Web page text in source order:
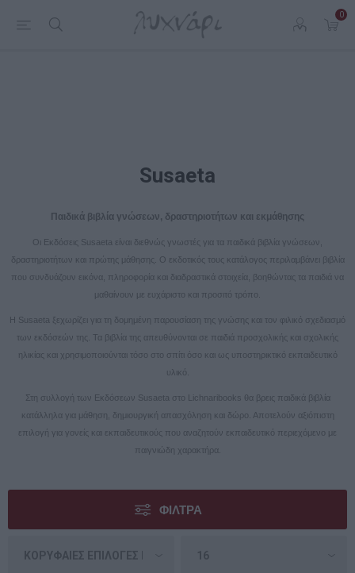
0
Susaeta
Παιδικά βιβλία γνώσεων, δραστηριοτήτων και εκμάθησης
Οι Εκδόσεις Susaeta είναι διεθνώς γνωστές για τα παιδικά βιβλία γνώσεων,
δραστηριοτήτων και πρώτης μάθησης. Ο εκδοτικός τους κατάλογος περιλαμβάνει βιβλία
που συνδυάζουν εικόνα, πληροφορία και διαδραστικά στοιχεία, βοηθώντας τα παιδιά να
μαθαίνουν με ευχάριστο και προσιτό τρόπο.
Η Susaeta ξεχωρίζει για τη δομημένη παρουσίαση της γνώσης και τον φιλικό σχεδιασμό
των εκδόσεών της. Τα βιβλία της απευθύνονται σε παιδιά προσχολικής και σχολικής
ηλικίας και χρησιμοποιούνται τόσο στο σπίτι όσο και ως υποστηρικτικό εκπαιδευτικό
υλικό.
Στη συλλογή των Εκδόσεων Susaeta στο Lichnaribooks θα βρεις παιδικά βιβλία
κατάλληλα για μάθηση, δημιουργική απασχόληση και δώρο. Αποτελούν αξιόπιστη
επιλογή για γονείς και εκπαιδευτικούς που αναζητούν εκπαιδευτικό περιεχόμενο με
παιγνιώδη χαρακτήρα.
ΦΊΛΤΡΑ